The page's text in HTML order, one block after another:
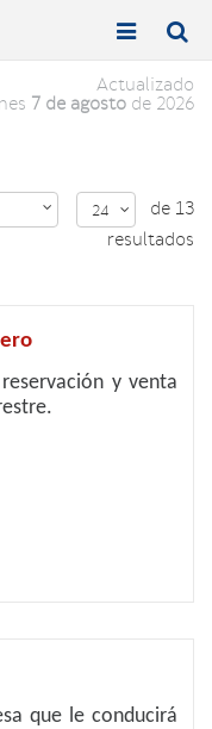
Toggle

Toggle

Actualizado
7 de agosto de 2026
 24 
de 13
resultados
y venta
que le conducirá